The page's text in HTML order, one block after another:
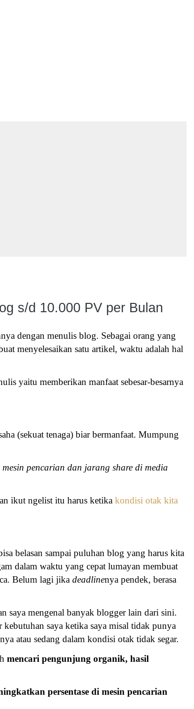
s/d 10.000 PV per Bulan
dengan menulis blog. Sebagai orang yang
menyelesaikan satu artikel, waktu adalah hal
yaitu memberikan manfaat sebesar-besarnya
(sekuat tenaga) biar bermanfaat. Mumpung
pencarian dan jarang share di media
ikut ngelist itu harus ketika kondisi otak kita
belasan sampai puluhan blog yang harus kita
dalam waktu yang cepat lumayan membuat
Belum lagi jika deadlinenya pendek, berasa
saya mengenal banyak blogger lain dari sini.
saya ketika saya misal tidak punya
atau sedang dalam kondisi otak tidak segar.
mencari pengunjung organik, hasil
persentase di mesin pencarian